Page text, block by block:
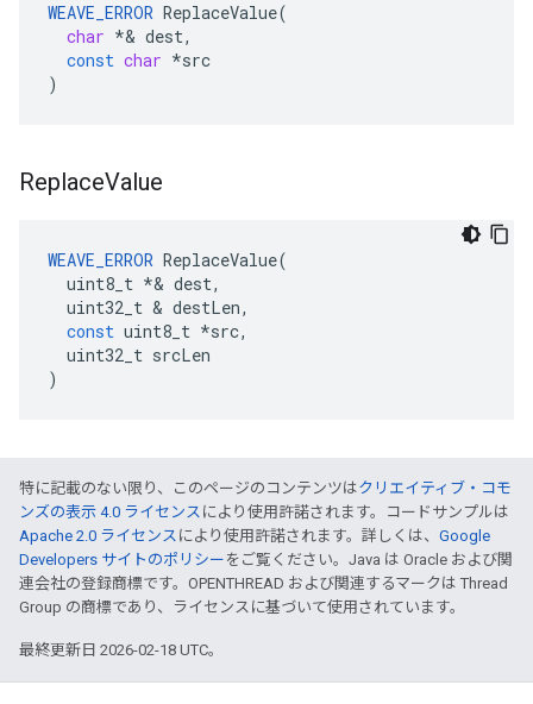
WEAVE_ERROR ReplaceValue(
char *& dest,
const char *src
)
ReplaceValue
WEAVE_ERROR ReplaceValue(
uint8_t *& dest,
uint32_t & destLen,
const uint8_t *src,
uint32_t srcLen
)
特に記載のない限り、このページのコンテンツはクリエイティブ・コモ
ンズの表示 4.0 ライセンス により使用許諾されます。コードサンプルは
Apache 2.0 ライセンス により使用許諾されます。詳しくは、 Google
Developers サイトのポリシー をご覧ください。Java は Oracle および関
連会社の登録商標です。OPENTHREAD および関連するマークは Thread
Group の商標であり、ライセンスに基づいて使用されています。
最終更新日 2026-02-18 UTC。